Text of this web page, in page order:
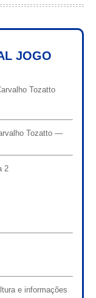
JOGO
Tozatto
Tozatto —
2
e informações